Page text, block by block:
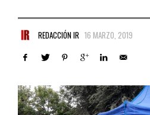
REDACCIÓN IR 16 MARZO, 2019